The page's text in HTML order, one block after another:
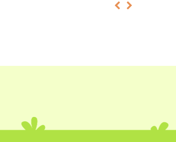
« »